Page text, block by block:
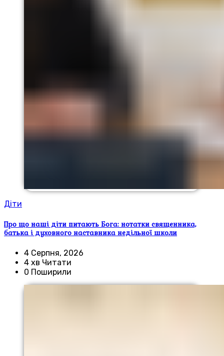
Діти
Про що наші діти питають Бога: нотатки священника,
батька і духовного наставника недільної школи
4 Серпня, 2026
4 хв Читати
0 Поширили